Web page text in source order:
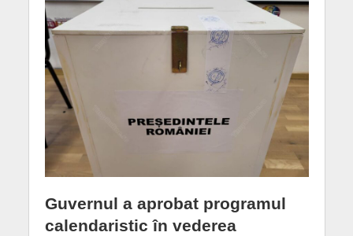
Guvernul a aprobat programul
calendaristic în vederea